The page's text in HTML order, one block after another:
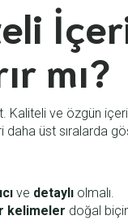
mı?
Kaliteli ve özgün
daha üst sıralarda
ve detaylı olmalı.
kelimeler doğal